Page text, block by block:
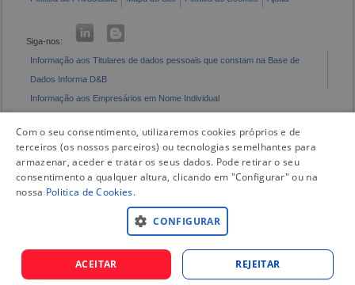
Siga-nos:
Informação aos Titulares de dados pessoais que constam na Base de
Dados Informa D&B
Informação aos Empresários em Nome Individual
Com o seu consentimento, utilizaremos cookies próprios e de
terceiros (os nossos parceiros) ou tecnologias semelhantes para
armazenar, aceder e tratar os seus dados. Pode retirar o seu
consentimento a qualquer altura, clicando em "Configurar" ou na
nossa Politica de Cookies.
CONFIGURAR
ACEITAR REJEITAR